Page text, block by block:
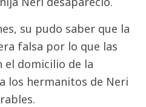
su pudo saber que la
falsa por lo que las
el domicilio de la
los hermanitos de Neri